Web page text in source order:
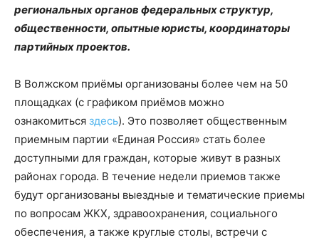
региональных органов федеральных структур,
общественности, опытные юристы, координаторы
партийных проектов.
В Волжском приёмы организованы более чем на 50
площадках (с графиком приёмов можно
ознакомиться здесь). Это позволяет общественным
приемным партии «Единая Россия» стать более
доступными для граждан, которые живут в разных
районах города. В течение недели приемов также
будут организованы выездные и тематические приемы
по вопросам ЖКХ, здравоохранения, социального
обеспечения, а также круглые столы, встречи с